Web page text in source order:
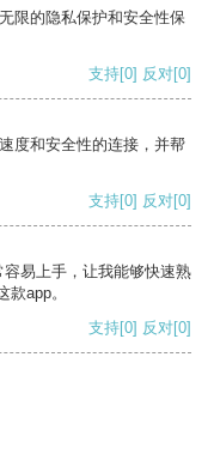
限的隐私保护和安全性保
支持[0] 反对[0]
度和安全性的连接，并帮
支持[0] 反对[0]
易上手，让我能够快速熟
app。
支持[0] 反对[0]